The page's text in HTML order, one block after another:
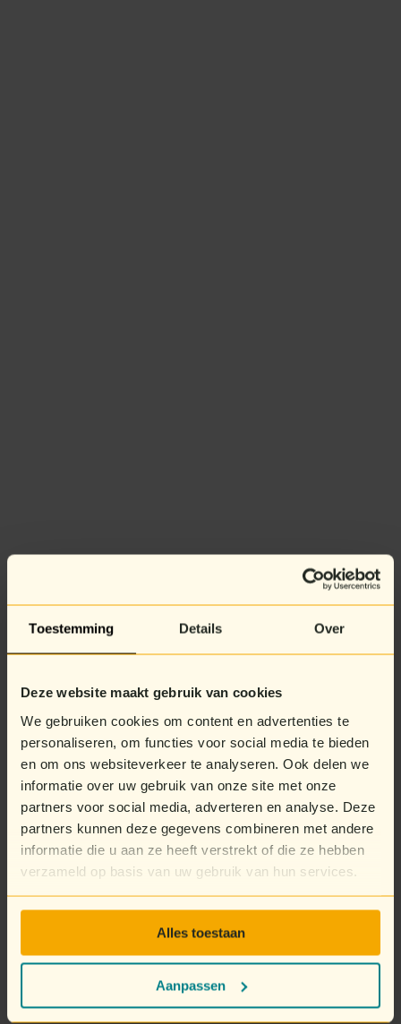
Toestemming Details Over
Deze website maakt gebruik van cookies
We gebruiken cookies om content en advertenties te
personaliseren, om functies voor social media te bieden
en om ons websiteverkeer te analyseren. Ook delen we
informatie over uw gebruik van onze site met onze
partners voor social media, adverteren en analyse. Deze
partners kunnen deze gegevens combineren met andere
informatie die u aan ze heeft verstrekt of die ze hebben
verzameld op basis van uw gebruik van hun services.
Alles toestaan
Aanpassen